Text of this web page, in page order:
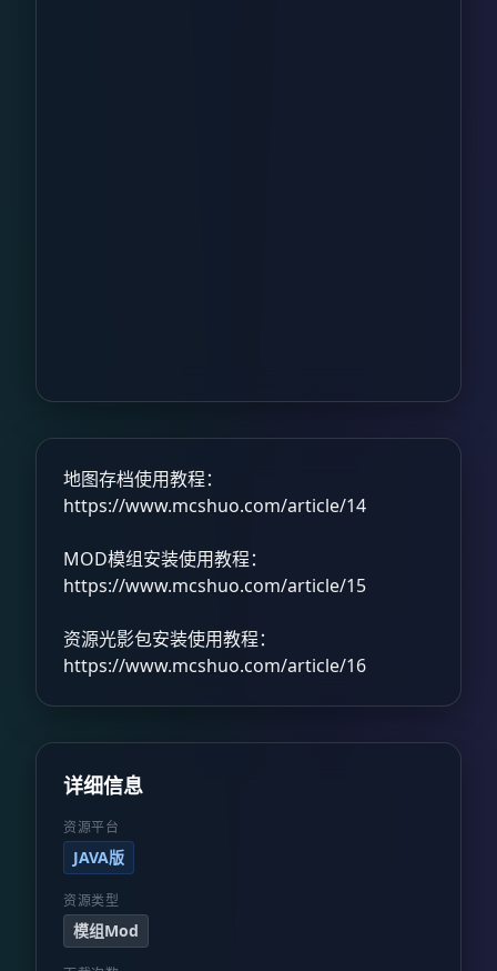
地图存档使用教程：
https://www.mcshuo.com/article/14
MOD模组安装使用教程：
https://www.mcshuo.com/article/15
资源光影包安装使用教程：
https://www.mcshuo.com/article/16
详细信息
资源平台
JAVA版
资源类型
模组Mod